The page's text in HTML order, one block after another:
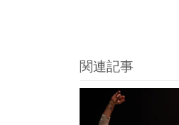
関連記事